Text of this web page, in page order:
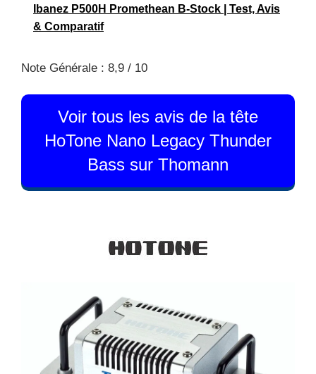
Ibanez P500H Promethean B-Stock | Test, Avis
& Comparatif
Note Générale : 8,9 / 10
Voir tous les avis de la tête
HoTone Nano Legacy Thunder
Bass sur Thomann